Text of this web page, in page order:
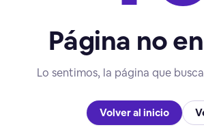
Página no
Lo sentimos, la página que
Volver al inicio